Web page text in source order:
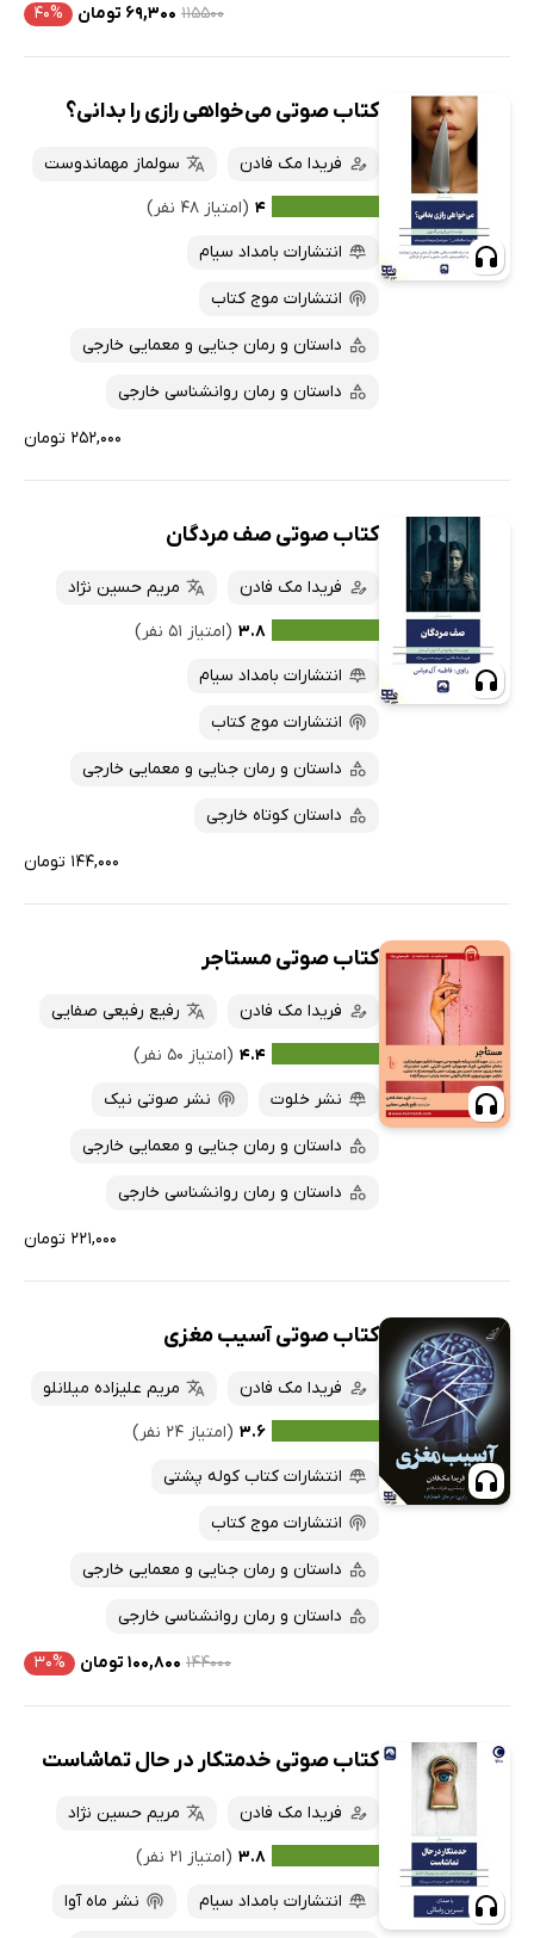
۱۱۵۵۰۰ ۶۹,۳۰۰ تومان ۴۰%
کتاب صوتی می‌خواهی رازی را بدانی؟
فریدا مک فادن
سولماز مهماندوست
۴ (امتیاز ۴۸ نفر)
انتشارات بامداد سیام
انتشارات موج کتاب
داستان و رمان جنایی و معمایی خارجی
داستان و رمان روانشناسی خارجی
۲۵۲,۰۰۰ تومان
کتاب صوتی صف مردگان
فریدا مک فادن
مریم حسین نژاد
۳.۸ (امتیاز ۵۱ نفر)
انتشارات بامداد سیام
انتشارات موج کتاب
داستان و رمان جنایی و معمایی خارجی
داستان کوتاه خارجی
۱۴۴,۰۰۰ تومان
کتاب صوتی مستاجر
فریدا مک فادن
رفیع رفیعی صفایی
۴.۴ (امتیاز ۵۰ نفر)
نشر خلوت
نشر صوتی نیک
داستان و رمان جنایی و معمایی خارجی
داستان و رمان روانشناسی خارجی
۲۲۱,۰۰۰ تومان
کتاب صوتی آسیب مغزی
فریدا مک فادن
مریم علیزاده میلانلو
۳.۶ (امتیاز ۲۴ نفر)
انتشارات کتاب کوله پشتی
انتشارات موج کتاب
داستان و رمان جنایی و معمایی خارجی
داستان و رمان روانشناسی خارجی
۱۴۴۰۰۰ ۱۰۰,۸۰۰ تومان ۳۰%
کتاب صوتی خدمتکار در حال تماشاست
فریدا مک فادن
مریم حسین نژاد
۳.۸ (امتیاز ۲۱ نفر)
انتشارات بامداد سیام
نشر ماه آوا